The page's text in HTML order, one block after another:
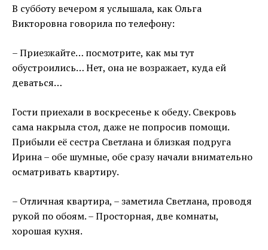
В субботу вечером я услышала, как Ольга
Викторовна говорила по телефону:
– Приезжайте… посмотрите, как мы тут
обустроились… Нет, она не возражает, куда ей
деваться…
Гости приехали в воскресенье к обеду. Свекровь
сама накрыла стол, даже не попросив помощи.
Прибыли её сестра Светлана и близкая подруга
Ирина – обе шумные, обе сразу начали внимательно
осматривать квартиру.
– Отличная квартира, – заметила Светлана, проводя
рукой по обоям. – Просторная, две комнаты,
хорошая кухня.